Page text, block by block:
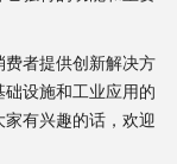
者提供创新解决方
设施和工业应用的
有兴趣的话，欢迎